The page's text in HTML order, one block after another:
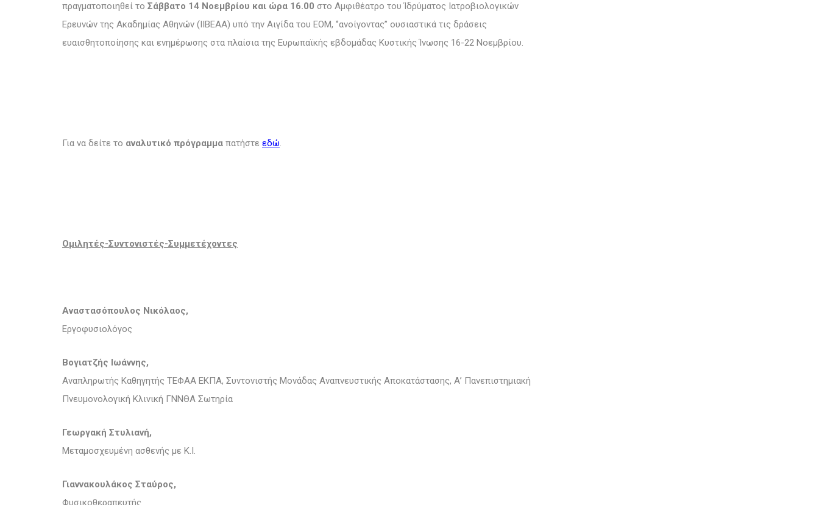
πραγματοποιηθεί το Σάββατο 14 Νοεμβρίου και ώρα 16.00 στο Αμφιθέατρο του Ίδρύματος Ιατροβιολογικών
Ερευνών της Ακαδημίας Αθηνών (ΙΙΒΕΑΑ) υπό την Αιγίδα του ΕΟΜ, ‘’ανοίγοντας’’ ουσιαστικά τις δράσεις
ευαισθητοποίησης και ενημέρωσης στα πλαίσια της Ευρωπαϊκής εβδομάδας Κυστικής Ίνωσης 16-22 Νοεμβρίου.
Για να δείτε το αναλυτικό πρόγραμμα πατήστε εδώ.
Ομιλητές-Συντονιστές-Συμμετέχοντες
Αναστασόπουλος Νικόλαος,
Εργοφυσιολόγος
Βογιατζής Ιωάννης,
Αναπληρωτής Καθηγητής ΤΕΦΑΑ ΕΚΠΑ, Συντονιστής Μονάδας Αναπνευστικής Αποκατάστασης, Α’ Πανεπιστημιακή
Πνευμονολογική Κλινική ΓΝΝΘΑ Σωτηρία
Γεωργακή Στυλιανή,
Μεταμοσχευμένη ασθενής με Κ.Ι.
Γιαννακουλάκος Σταύρος,
Φυσικοθεραπευτής